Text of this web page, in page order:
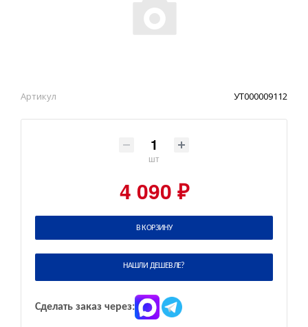
Артикул УТ000009112
шт
4 090 ₽
В КОРЗИНУ
НАШЛИ ДЕШЕВЛЕ?
Сделать заказ через: